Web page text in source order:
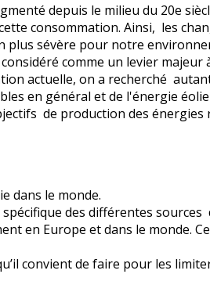
depuis le milieu du 20e
consommation. Ainsi, les
plus sévère pour notre
comme un levier
actuelle, on a recherché
en général et de l'énergie
de production des énergies
dans le monde.
des différentes sources
en Europe et dans le monde.
convient de faire pour les